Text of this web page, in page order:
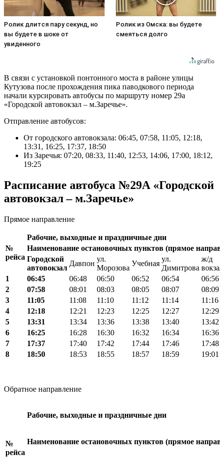
Ролик длится пару секунд, но
вы будете в шоке от
увиденного
Ролик из Омска: вы будете
смеяться долго
В связи с установкой понтонного моста в районе улицы
Кутузова после прохождения пика паводкового периода
начали курсировать автобусы по маршруту номер 29а
«Городской автовокзал – м.Заречье».
Отправление автобусов:
От городского автовокзала: 06:45, 07:58, 11:05, 12:18,
13:31, 16:25, 17:37, 18:50
Из Заречья: 07:20, 08:33, 11:40, 12:53, 14:06, 17:00, 18:12,
19:25
Расписание автобуса №29А «Городской
автовокзал – м.Заречье»
Прямое направление
№
рейса
Рабочие, выходные и праздничные дни
Наименование остановочных пунктов (прямое
Городской
автовокзал
Давпон
ул.
Морозова
Учебная
ул.
Димитрова
ж/д
1
06:45 06:48 06:50 06:52 06:54
06:56
2
07:58 08:01 08:03 08:05 08:07
08:09
3
11:05 11:08 11:10 11:12 11:14
11:16
4
12:18 12:21 12:23 12:25 12:27
12:29
5
13:31 13:34 13:36 13:38 13:40
13:42
6
16:25 16:28 16:30 16:32 16:34
16:36
7
17:37 17:40 17:42 17:44 17:46
17:48
8
18:50 18:53 18:55 18:57 18:59 19:01
Обратное направление
№
рейса
Рабочие, выходные и праздничные дни
Наименование остановочных пунктов (прямое